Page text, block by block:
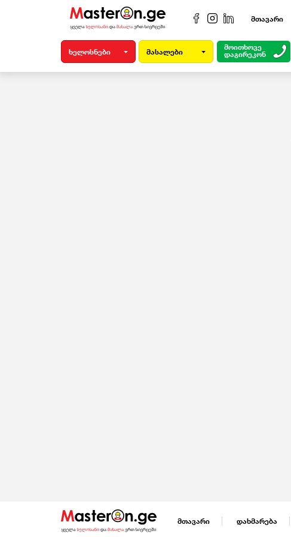
მთავარი
ხელოსნები მასალები
მოითხოვე
დაგირეკონ
მთავარი დახმარება